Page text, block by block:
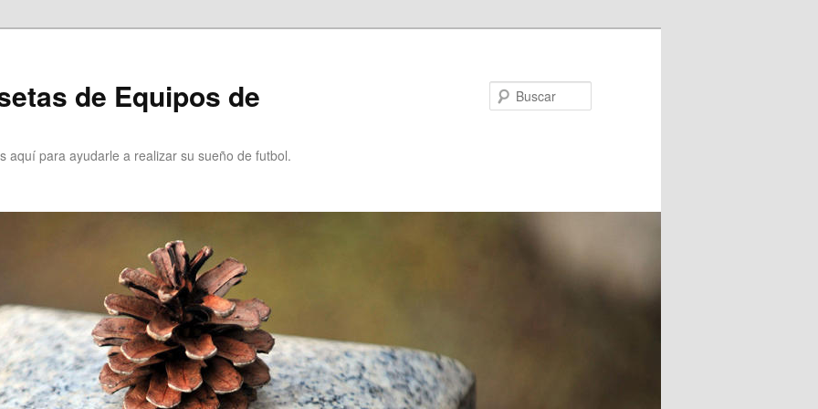
de Equipos de
aquí para ayudarle a realizar su sueño de futbol.